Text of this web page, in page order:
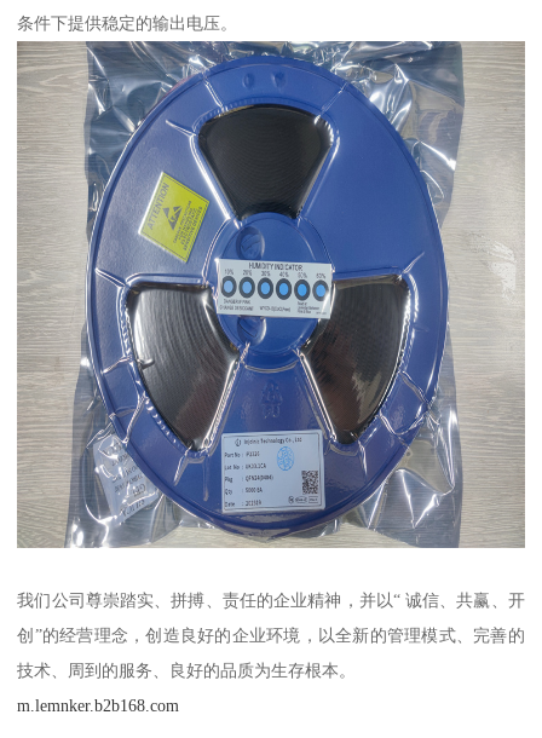
条件下提供稳定的输出电压。
我们公司尊崇踏实、拼搏、责任的企业精神，并以“ 诚信、共赢、开
创”的经营理念，创造良好的企业环境，以全新的管理模式、完善的
技术、周到的服务、良好的品质为生存根本。
m.lemnker.b2b168.com